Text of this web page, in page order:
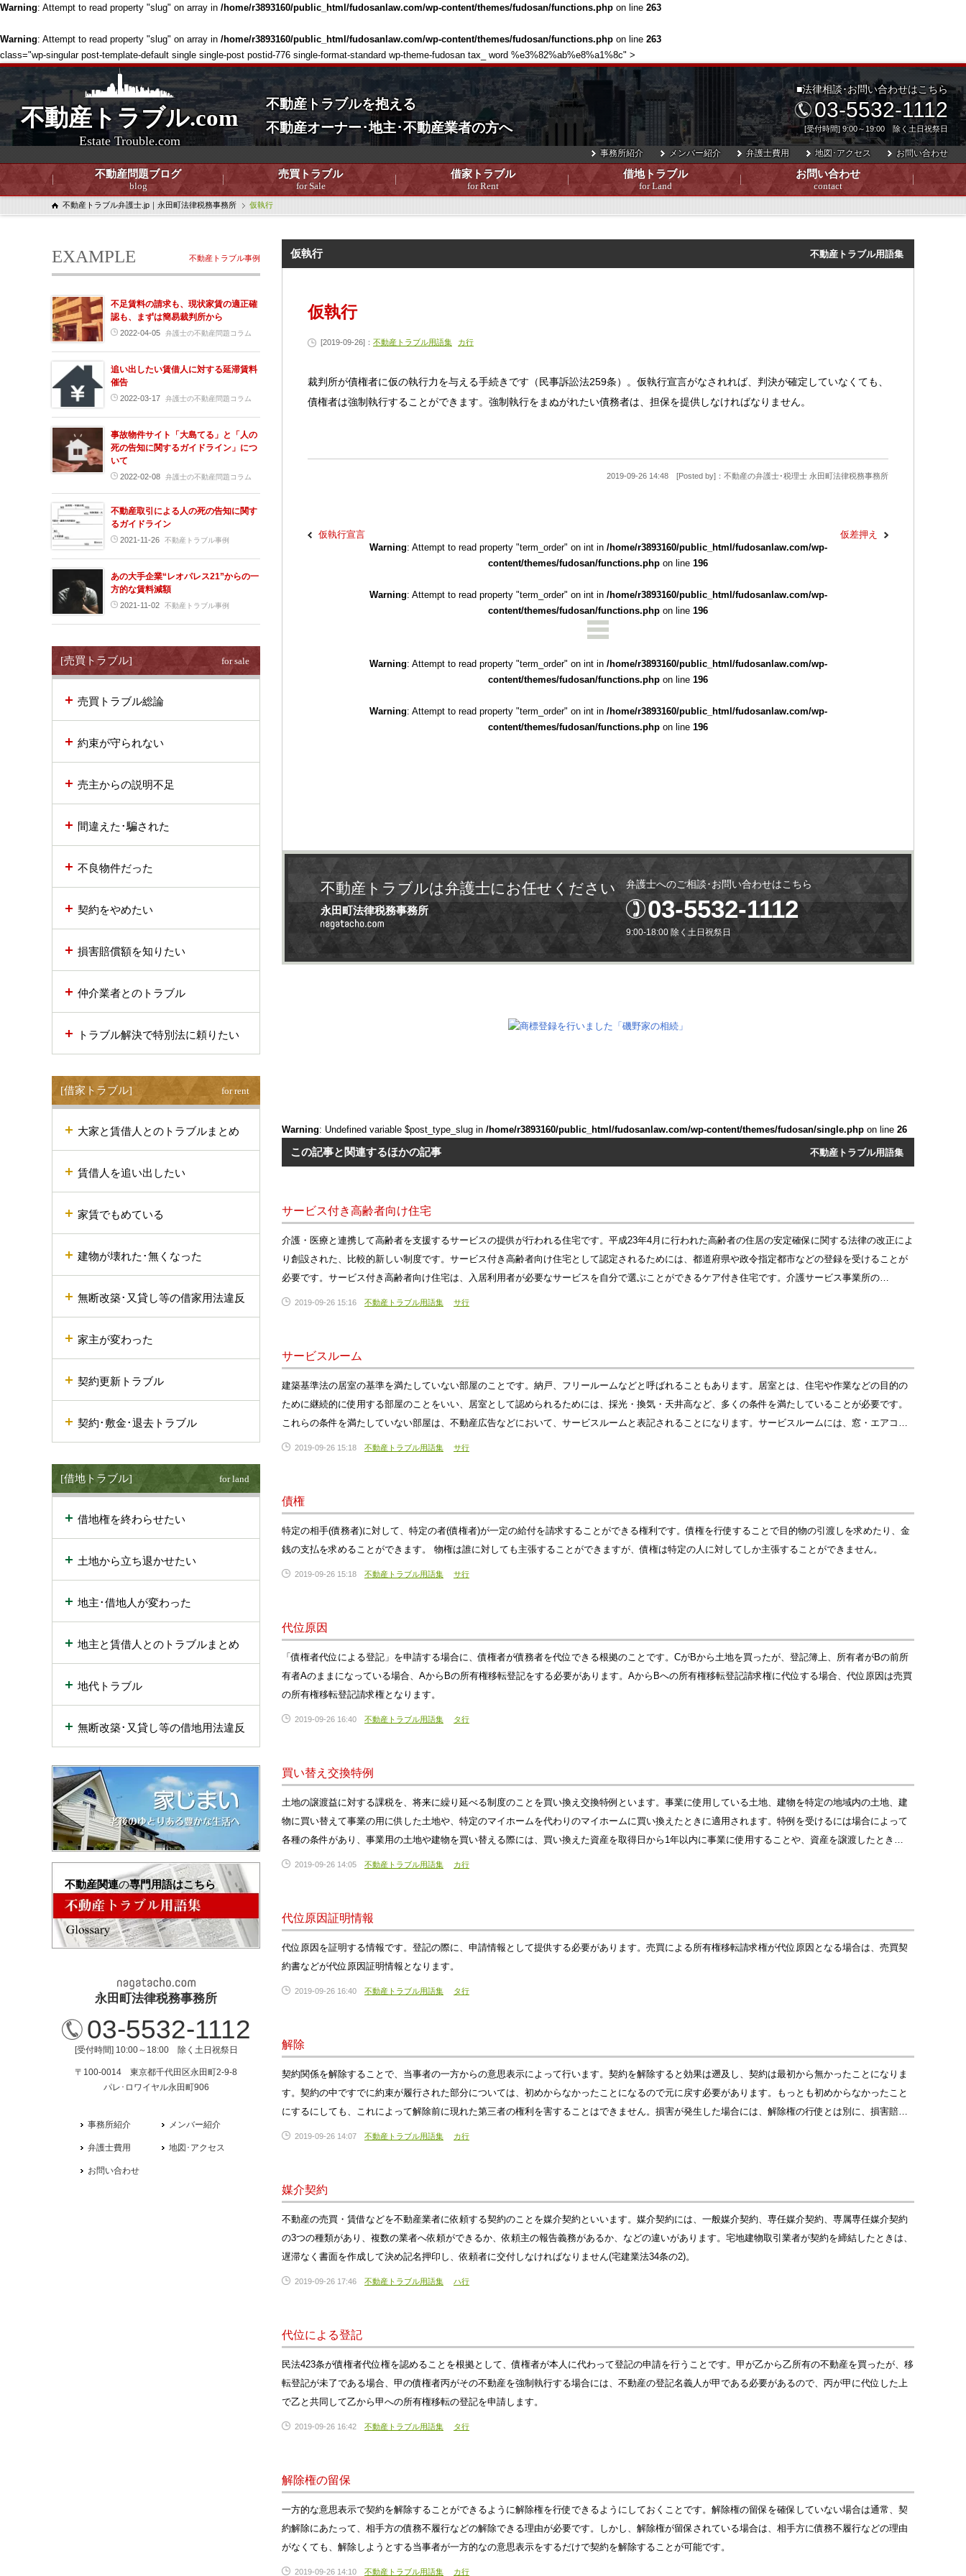
Warning: Attempt to read property "slug" on array in /home/r3893160/public_html/fudosanlaw.com/wp-content/themes/fudosan/functions.php on line 263
Warning: Attempt to read property "slug" on array in /home/r3893160/public_html/fudosanlaw.com/wp-content/themes/fudosan/functions.php on line 263
class="wp-singular post-template-default single single-post postid-776 single-format-standard wp-theme-fudosan tax_ word %e3%82%ab%e8%a1%8c" >
不動産トラブル.com
Estate Trouble.com
不動産トラブルを抱える
不動産オーナー･地主･不動産業者の方へ
不動産問題ブログ
blog
売買トラブル
for Sale
借家トラブル
for Rent
借地トラブル
for Land
お問い合わせ
contact
事務所紹介 メンバー紹介 弁護士費用 地図･アクセス お問い合わせ
■法律相談･お問い合わせはこちら
03-5532-1112
[受付時間] 9:00～19:00 除く土日祝祭日
不動産トラブル弁護士.jp｜永田町法律税務事務所 仮執行
仮執行 不動産トラブル用語集
仮執行
[2019-09-26]： 不動産トラブル用語集 カ行
裁判所が債権者に仮の執行力を与える手続きです（民事訴訟法259条）。仮執行宣言がなされれば、判決が確定していなくても、
債権者は強制執行することができます。強制執行をまぬがれたい債務者は、担保を提供しなければなりません。
2019-09-26 14:48 [Posted by]：不動産の弁護士･税理士 永田町法律税務事務所
Warning: Attempt to read property "term_order" on int in /home/r3893160/public_html/fudosanlaw.com/wp-
content/themes/fudosan/functions.php on line 196
Warning: Attempt to read property "term_order" on int in /home/r3893160/public_html/fudosanlaw.com/wp-
content/themes/fudosan/functions.php on line 196
仮執行宣言
Warning: Attempt to read property "term_order" on int in /home/r3893160/public_html/fudosanlaw.com/wp-
content/themes/fudosan/functions.php on line 196
Warning: Attempt to read property "term_order" on int in /home/r3893160/public_html/fudosanlaw.com/wp-
content/themes/fudosan/functions.php on line 196
仮差押え
不動産トラブルは弁護士にお任せください
永田町法律税務事務所
弁護士へのご相談･お問い合わせはこちら
03-5532-1112
9:00-18:00 除く土日祝祭日
Warning: Undefined variable $post_type_slug in /home/r3893160/public_html/fudosanlaw.com/wp-content/themes/fudosan/single.php on line 26
この記事と関連するほかの記事 不動産トラブル用語集
サービス付き高齢者向け住宅
介護・医療と連携して高齢者を支援するサービスの提供が行われる住宅です。平成23年4月に行われた高齢者の住居の安定確保に関する法律の改正によ
り創設された、比較的新しい制度です。サービス付き高齢者向け住宅として認定されるためには、都道府県や政令指定都市などの登録を受けることが
必要です。サービス付き高齢者向け住宅は、入居利用者が必要なサービスを自分で選ぶことができるケア付き住宅です。介護サービス事業所の…
2019-09-26 15:16 不動産トラブル用語集 サ行
サービスルーム
建築基準法の居室の基準を満たしていない部屋のことです。納戸、フリールームなどと呼ばれることもあります。居室とは、住宅や作業などの目的の
ために継続的に使用する部屋のことをいい、居室として認められるためには、採光・換気・天井高など、多くの条件を満たしていることが必要です。
これらの条件を満たしていない部屋は、不動産広告などにおいて、サービスルームと表記されることになります。サービスルームには、窓・エアコ…
2019-09-26 15:18 不動産トラブル用語集 サ行
債権
特定の相手(債務者)に対して、特定の者(債権者)が一定の給付を請求することができる権利です。債権を行使することで目的物の引渡しを求めたり、金
銭の支払を求めることができます。 物権は誰に対しても主張することができますが、債権は特定の人に対してしか主張することができません。
2019-09-26 15:18 不動産トラブル用語集 サ行
代位原因
「債権者代位による登記」を申請する場合に、債権者が債務者を代位できる根拠のことです。CがBから土地を買ったが、登記簿上、所有者がBの前所
有者Aのままになっている場合、AからBの所有権移転登記をする必要があります。AからBへの所有権移転登記請求権に代位する場合、代位原因は売買
の所有権移転登記請求権となります。
2019-09-26 16:40 不動産トラブル用語集 タ行
買い替え交換特例
土地の譲渡益に対する課税を、将来に繰り延べる制度のことを買い換え交換特例といます。事業に使用している土地、建物を特定の地域内の土地、建
物に買い替えて事業の用に供した土地や、特定のマイホームを代わりのマイホームに買い換えたときに適用されます。特例を受けるには場合によって
各種の条件があり、事業用の土地や建物を買い替える際には、買い換えた資産を取得日から1年以内に事業に使用することや、資産を譲渡したとき…
2019-09-26 14:05 不動産トラブル用語集 カ行
代位原因証明情報
代位原因を証明する情報です。登記の際に、申請情報として提供する必要があります。売買による所有権移転請求権が代位原因となる場合は、売買契
約書などが代位原因証明情報となります。
2019-09-26 16:40 不動産トラブル用語集 タ行
解除
契約関係を解除することで、当事者の一方からの意思表示によって行います。契約を解除すると効果は遡及し、契約は最初から無かったことになりま
す。契約の中ですでに約束が履行された部分については、初めからなかったことになるので元に戻す必要があります。もっとも初めからなかったこと
にするにしても、これによって解除前に現れた第三者の権利を害することはできません。損害が発生した場合には、解除権の行使とは別に、損害賠…
2019-09-26 14:07 不動産トラブル用語集 カ行
媒介契約
不動産の売買・賃借などを不動産業者に依頼する契約のことを媒介契約といいます。媒介契約には、一般媒介契約、専任媒介契約、専属専任媒介契約
の3つの種類があり、複数の業者へ依頼ができるか、依頼主の報告義務があるか、などの違いがあります。宅地建物取引業者が契約を締結したときは、
遅滞なく書面を作成して決め記名押印し、依頼者に交付しなければなりません(宅建業法34条の2)。
2019-09-26 17:46 不動産トラブル用語集 ハ行
代位による登記
民法423条が債権者代位権を認めることを根拠として、債権者が本人に代わって登記の申請を行うことです。甲が乙から乙所有の不動産を買ったが、移
転登記が未了である場合、甲の債権者丙がその不動産を強制執行する場合には、不動産の登記名義人が甲である必要があるので、丙が甲に代位した上
で乙と共同して乙から甲への所有権移転の登記を申請します。
2019-09-26 16:42 不動産トラブル用語集 タ行
解除権の留保
一方的な意思表示で契約を解除することができるように解除権を行使できるようにしておくことです。解除権の留保を確保していない場合は通常、契
約解除にあたって、相手方の債務不履行などの解除できる理由が必要です。しかし、解除権が留保されている場合は、相手方に債務不履行などの理由
がなくても、解除しようとする当事者が一方的なの意思表示をするだけで契約を解除することが可能です。
2019-09-26 14:10 不動産トラブル用語集 カ行
不動産トラブル事例
EXAMPLE
不足賃料の請求も、現状家賃の適正確
認も、まずは簡易裁判所から
2022-04-05 弁護士の不動産問題コラム
追い出したい賃借人に対する延滞賃料
催告
2022-03-17 弁護士の不動産問題コラム
事故物件サイト「大島てる」と「人の
死の告知に関するガイドライン」につ
いて
2022-02-08 弁護士の不動産問題コラム
不動産取引による人の死の告知に関す
るガイドライン
2021-11-26 不動産トラブル事例
あの大手企業“レオパレス21”からの一
方的な賃料減額
2021-11-02 不動産トラブル事例
[売買トラブル] for sale
売買トラブル総論
約束が守られない
売主からの説明不足
間違えた･騙された
不良物件だった
契約をやめたい
損害賠償額を知りたい
仲介業者とのトラブル
トラブル解決で特別法に頼りたい
[借家トラブル] for rent
大家と賃借人とのトラブルまとめ
賃借人を追い出したい
家賃でもめている
建物が壊れた･無くなった
無断改築･又貸し等の借家用法違反
家主が変わった
契約更新トラブル
契約･敷金･退去トラブル
[借地トラブル] for land
借地権を終わらせたい
土地から立ち退かせたい
地主･借地人が変わった
地主と賃借人とのトラブルまとめ
地代トラブル
無断改築･又貸し等の借地用法違反
不動産関連の専門用語はこちら
永田町法律税務事務所
03-5532-1112
[受付時間] 10:00～18:00 除く土日祝祭日
〒100-0014 東京都千代田区永田町2-9-8
パレ･ロワイヤル永田町906
事務所紹介 メンバー紹介
弁護士費用 地図･アクセス
お問い合わせ